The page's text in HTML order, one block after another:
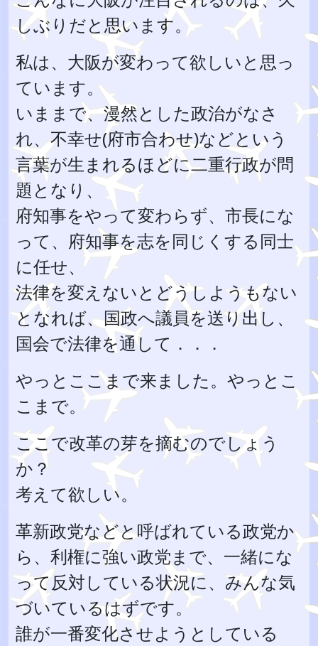
しぶりだと思います。
私は、大阪が変わって欲しいと思っ
ています。
いままで、漫然とした政治がなさ
れ、不幸せ(府市合わせ)などという
言葉が生まれるほどに二重行政が問
題となり、
府知事をやって変わらず、市長にな
って、府知事を志を同じくする同士
に任せ、
法律を変えないとどうしようもない
となれば、国政へ議員を送り出し、
国会で法律を通して．．．
やっとここまで来ました。やっとこ
こまで。
ここで改革の芽を摘むのでしょう
か？
考えて欲しい。
革新政党などと呼ばれている政党か
ら、利権に強い政党まで、一緒にな
って反対している状況に、みんな気
づいているはずです。
誰が一番変化させようとしている